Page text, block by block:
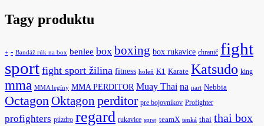
Tagy produktu
+ - Bandáž rúk na box benlee box boxing box rukavice chranič fight
sport fight sport žilina fitness holeň K1 Karate Katsudo king
mma MMA legíny MMA PERDITOR Muay Thai na nart Nebbia
Octagon Oktagon perditor pre bojovníkov Profighter
profighters púzdro regard rukavice sprej teamX tenká thai thai box